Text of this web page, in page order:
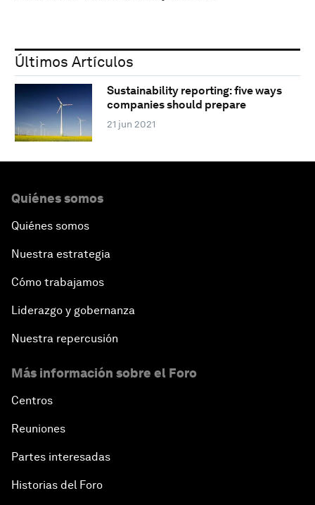
Últimos Artículos
Sustainability reporting: five ways
companies should prepare
21 jun 2021
Quiénes somos
Quiénes somos
Nuestra estrategia
Cómo trabajamos
Liderazgo y gobernanza
Nuestra repercusión
Más información sobre el Foro
Centros
Reuniones
Partes interesadas
Historias del Foro